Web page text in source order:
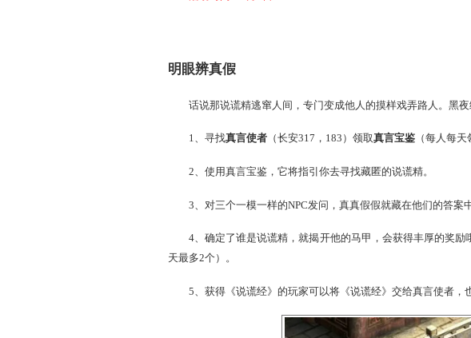
有人想把说谎精捉起来免得人间乌烟瘴气，
活动时间：4月1日 10：00—22：00
明眼辨真假
话说那说谎精逃窜人间，专门变成他人的摸
1、寻找
2、使用真言宝鉴，它将指引你去寻找藏匿的
3、对三个一模一样的NPC发问，真真假假就